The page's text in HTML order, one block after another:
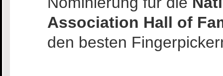
Association Hall of
den besten